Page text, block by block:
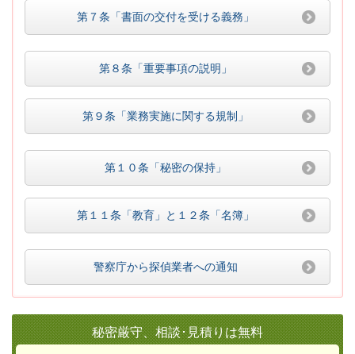
第７条「書面の交付を受ける義務」
第８条「重要事項の説明」
第９条「業務実施に関する規制」
第１０条「秘密の保持」
第１１条「教育」と１２条「名簿」
警察庁から探偵業者への通知
秘密厳守、相談･見積りは無料